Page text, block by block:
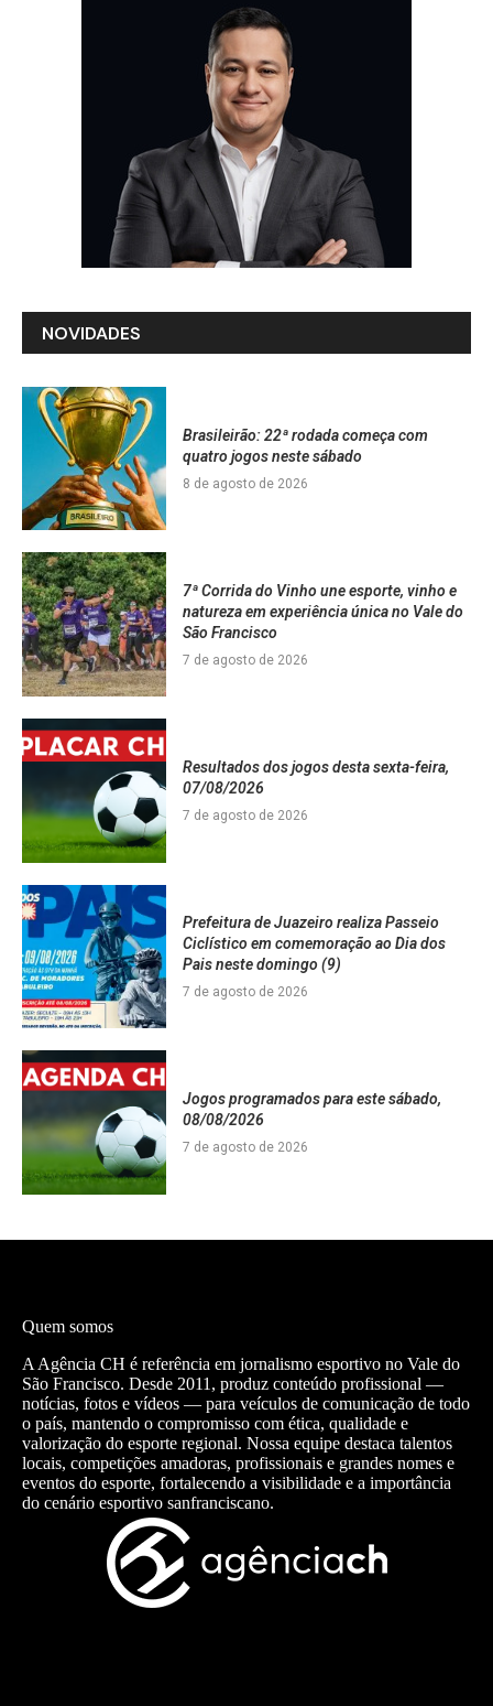
NOVIDADES
Brasileirão: 22ª rodada começa com
quatro jogos neste sábado
8 de agosto de 2026
7ª Corrida do Vinho une esporte, vinho e
natureza em experiência única no Vale do
São Francisco
7 de agosto de 2026
Resultados dos jogos desta sexta-feira,
07/08/2026
7 de agosto de 2026
Prefeitura de Juazeiro realiza Passeio
Ciclístico em comemoração ao Dia dos
Pais neste domingo (9)
7 de agosto de 2026
Jogos programados para este sábado,
08/08/2026
7 de agosto de 2026
Quem somos
A Agência CH é referência em jornalismo esportivo no Vale do
São Francisco. Desde 2011, produz conteúdo profissional —
notícias, fotos e vídeos — para veículos de comunicação de todo
o país, mantendo o compromisso com ética, qualidade e
valorização do esporte regional. Nossa equipe destaca talentos
locais, competições amadoras, profissionais e grandes nomes e
eventos do esporte, fortalecendo a visibilidade e a importância
do cenário esportivo sanfranciscano.